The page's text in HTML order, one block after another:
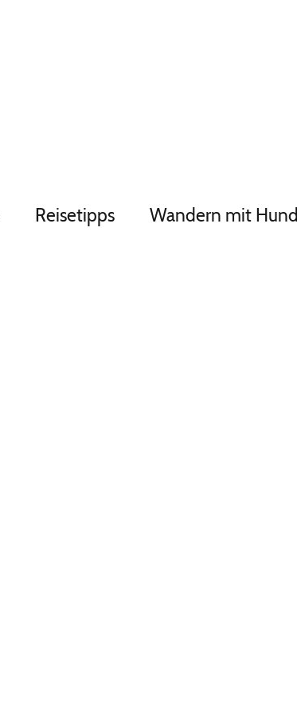
Reisetipps Wandern mit Hund